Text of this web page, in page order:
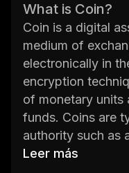
What is Coin?
Coin is a digital
medium of
electronically in
encryption
of monetary units
funds. Coins are
authority such as
corporation, but
Leer más